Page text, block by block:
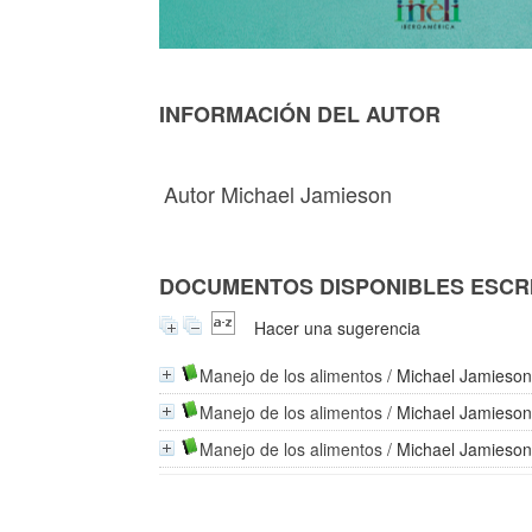
INFORMACIÓN DEL AUTOR
Autor Michael Jamieson
DOCUMENTOS DISPONIBLES
Hacer una sugerencia
Manejo de los alimentos / Michael Jamieson
Manejo de los alimentos / Michael Jamieson
Manejo de los alimentos / Michael Jamieson